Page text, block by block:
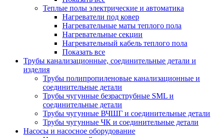
Теплые полы электрические и автоматика
Нагреватели под ковер
Нагревательные маты теплого пола
Нагревательные секции
Нагревательный кабель теплого пола
Показать все
Трубы канализационные, соединительные детали и
изделия
Трубы полипропиленовые канализационные и
соединительные детали
Трубы чугунные безраструбные SML и
соединительные детали
Трубы чугунные ВЧШГ и соединительные детали
Трубы чугунные ЧК и соединительные детали
Насосы и насосное оборудование